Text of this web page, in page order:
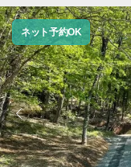
ネット予約OK